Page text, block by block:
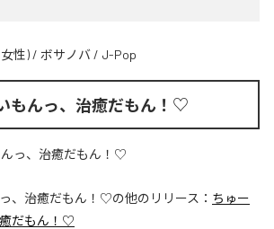
性) / ボサノバ / J-Pop
もんっ、治癒だもん！♡
、治癒だもん！♡の他のリリース： ちゅー
だもん！♡